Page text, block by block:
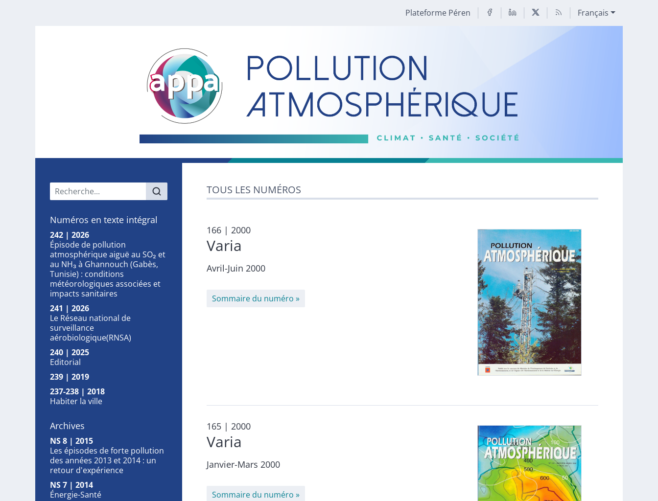
Plateforme Péren Français
Menu principal
Numéros en texte intégral
242 | 2026
Épisode de pollution
atmosphérique aiguë au SO₂ et
au NH₃ à Ghannouch (Gabès,
Tunisie) : conditions
météorologiques associées et
impacts sanitaires
241 | 2026
Le Réseau national de
surveillance
aérobiologique(RNSA)
240 | 2025
Editorial
239 | 2019
237-238 | 2018
Habiter la ville
Archives
NS 8 | 2015
Les épisodes de forte pollution
des années 2013 et 2014 : un
retour d'expérience
NS 7 | 2014
Énergie-Santé
TOUS LES NUMÉROS
166 | 2000
Varia
Avril-Juin 2000
Sommaire du numéro
165 | 2000
Varia
Janvier-Mars 2000
Sommaire du numéro